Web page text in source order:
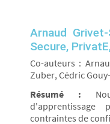
Arnaud
Secure,
Co-auteurs :
Zuber, Cédric
Résumé :
d'apprentissage
contraintes de